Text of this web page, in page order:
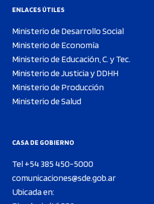
ENLACES ÚTILES
Ministerio de Desarrollo Social
Ministerio de Economía
Ministerio de Educación, C. y Tec.
Ministerio de Justicia y DDHH
Ministerio de Producción
Ministerio de Salud
CASA DE GOBIERNO
Tel +54 385 450-5000
comunicaciones@sde.gob.ar
Ubicada en: